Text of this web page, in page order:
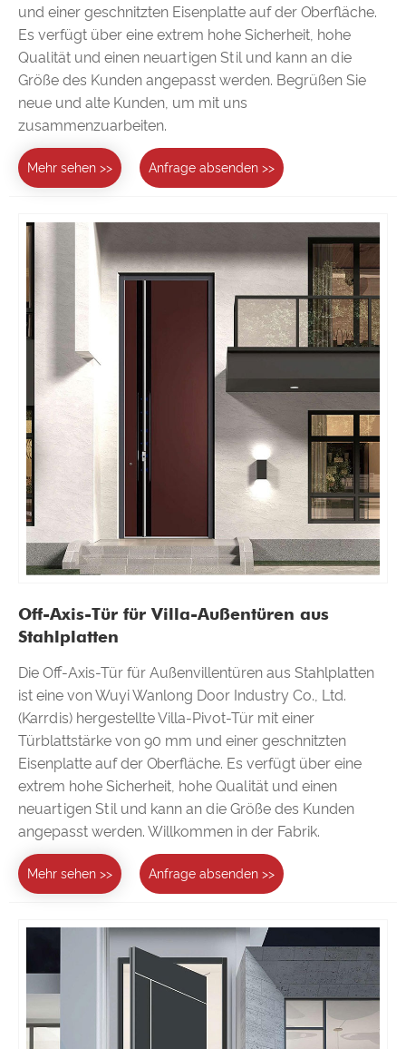
und einer geschnitzten Eisenplatte auf der Oberfläche.
Es verfügt über eine extrem hohe Sicherheit, hohe
Qualität und einen neuartigen Stil und kann an die
Größe des Kunden angepasst werden. Begrüßen Sie
neue und alte Kunden, um mit uns
zusammenzuarbeiten.
Mehr sehen >> Anfrage absenden >>
Off-Axis-Tür für Villa-Außentüren aus
Stahlplatten
Die Off-Axis-Tür für Außenvillentüren aus Stahlplatten
ist eine von Wuyi Wanlong Door Industry Co., Ltd.
(Karrdis) hergestellte Villa-Pivot-Tür mit einer
Türblattstärke von 90 mm und einer geschnitzten
Eisenplatte auf der Oberfläche. Es verfügt über eine
extrem hohe Sicherheit, hohe Qualität und einen
neuartigen Stil und kann an die Größe des Kunden
angepasst werden. Willkommen in der Fabrik.
Mehr sehen >> Anfrage absenden >>